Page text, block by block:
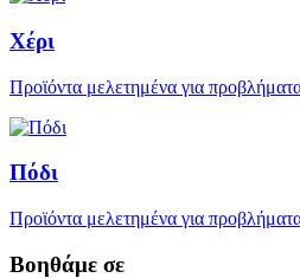
Χέρι
Προϊόντα μελετημένα για
Πόδι
Προϊόντα μελετημένα για
Βοηθάμε σε